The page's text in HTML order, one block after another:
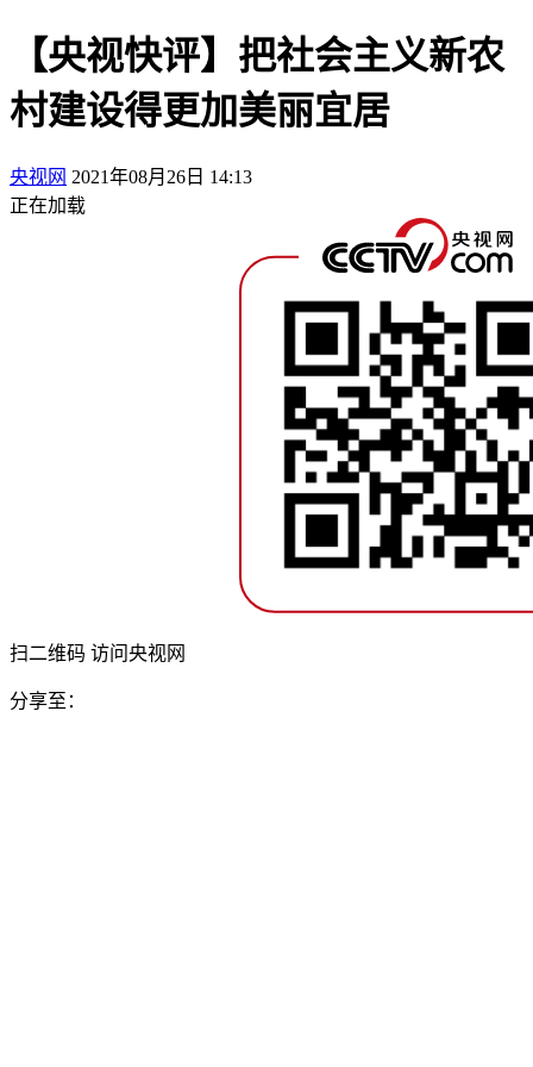
【央视快评】把社会主义新农
村建设得更加美丽宜居
央视网 2021年08月26日 14:13
正在加载
扫二维码 访问央视网
分享至：